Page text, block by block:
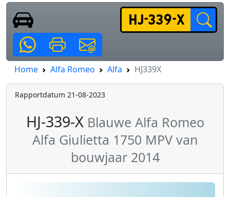
Home Alfa Romeo Alfa HJ339X
Rapportdatum 21-08-2023
HJ-339-X Blauwe Alfa Romeo
Alfa Giulietta 1750 MPV van
bouwjaar 2014